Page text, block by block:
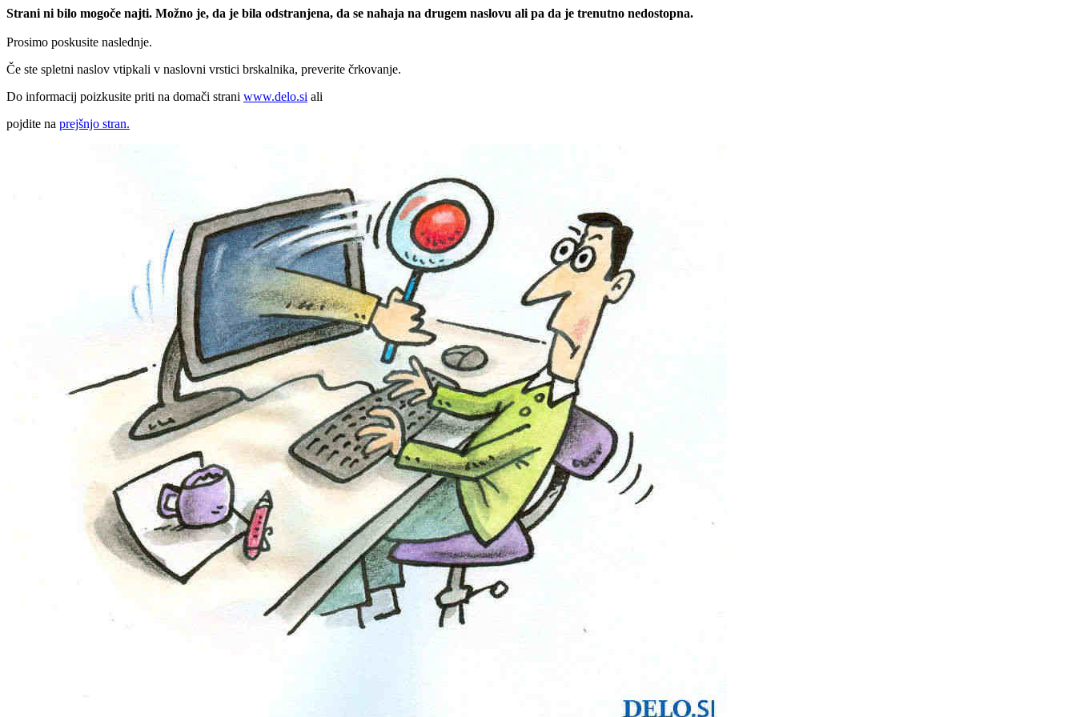
Strani ni bilo mogoče najti. Možno je, da je bila odstranjena, da se nahaja na drugem naslovu ali pa da je trenutno nedostopna.
Prosimo poskusite naslednje.
Če ste spletni naslov vtipkali v naslovni vrstici brskalnika, preverite črkovanje.
Do informacij poizkusite priti na domači strani www.delo.si ali
pojdite na prejšnjo stran.